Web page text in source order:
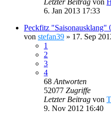
6. Jan 2013 17:33
Peckfitz "Saisonausklang"
von stefan39 » 17. Sep
1
2
3
4
68 Antworten
52077 Zugriffe
Letzter Beitrag von
9. Nov 2012 16:40